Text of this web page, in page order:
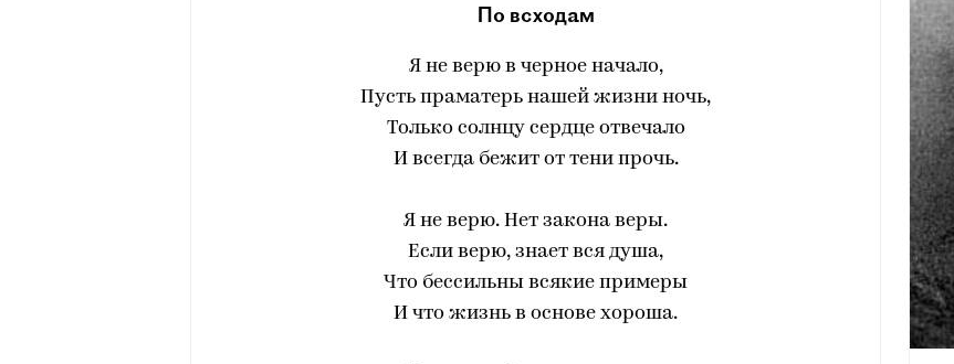
По всходам
Я не верю в черное начало,
Пусть праматерь нашей жизни ночь,
Только солнцу сердце отвечало
И всегда бежит от тени прочь.
Я не верю. Нет закона веры.
Если верю, знает вся душа,
Что бессильны всякие примеры
И что жизнь в основе хороша.